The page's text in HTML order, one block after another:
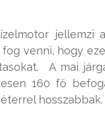
jellemzi
venni, hogy
A mai
160 fő
hosszabbak.